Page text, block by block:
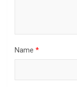
Name *